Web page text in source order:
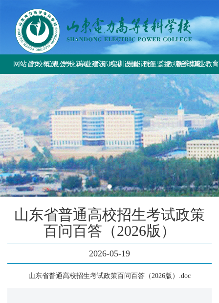
网站首页学校概况
学校简介
学校章程
历史沿革
规章制度
校园风貌
信息公开学校新闻
学校要闻
校园公告
专业建设
专业设置
方案标准建设
教材课程建设
师资队伍建设
实训资源建设
学生技能大赛
系部风采
电气工程系
电气自动化系
动力工程系
计量工程系
信息工程系
基础教学部
实训设施
总体简介
重点实训室
技能评价
工作信息
政策规定
评价计划
证书查询
质量监控
工作动态
规章制度
高教综合改革
教育部与省教
改革工作推
春季高考
上级文件
通知公告
成绩查询
职业教
山东省普通高校招生考试政策
百问百答（2026版）
2026-05-19
山东省普通高校招生考试政策百问百答（2026版）.doc